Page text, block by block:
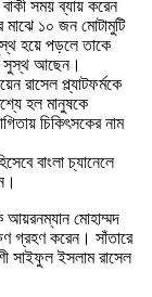
সময় ব্যায় করেন
মাঝে ১০ জন মোটামুটি
হয়ে পড়লে তাকে
সুস্থ আছেন।
রাসেল প্ল্যাটফর্মকে
হল মানুষকে
চিকিৎসকের নাম
বাংলা চ্যানেলে
মোহাম্মদ
গ্রহণ করেন। সাঁতারে
সাইফুল ইসলাম রাসেল